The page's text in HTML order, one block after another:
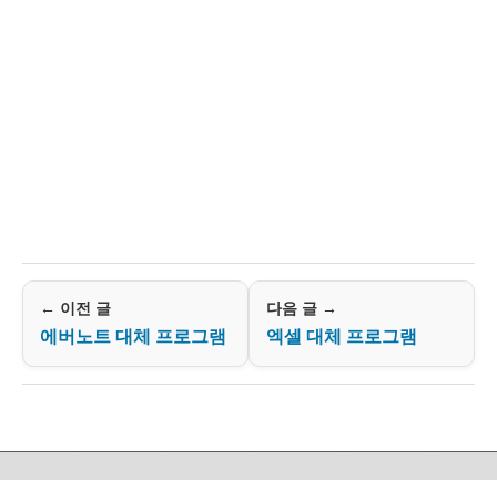
← 이전 글
에버노트 대체 프로그램
다음 글 →
엑셀 대체 프로그램